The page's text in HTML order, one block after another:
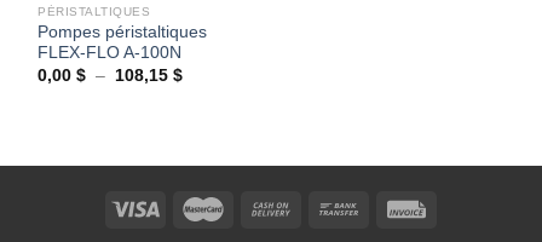
Ajouter
PÉRISTALTIQUES
Pompes péristaltiques
FLEX-FLO A-100N
0,00$ – 108,15$Plage